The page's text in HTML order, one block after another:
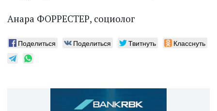
Анара ФОРРЕСТЕР, социолог
Поделиться Поделиться Твитнуть Класснуть